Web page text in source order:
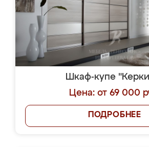
Шкаф-купе
Цена: от 69 000
ПОДРОБНЕЕ